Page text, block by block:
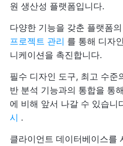
원 생산성 플랫폼입니다.
다양한 기능을 갖춘 플랫폼
프로젝트 관리 를 통해 디자
니케이션을 촉진합니다.
필수 디자인 도구, 최고 수준
반 분석 기능과의 통합을 통
에 비해 앞서 나갈 수 있습니
시 .
클라이언트 데이터베이스를